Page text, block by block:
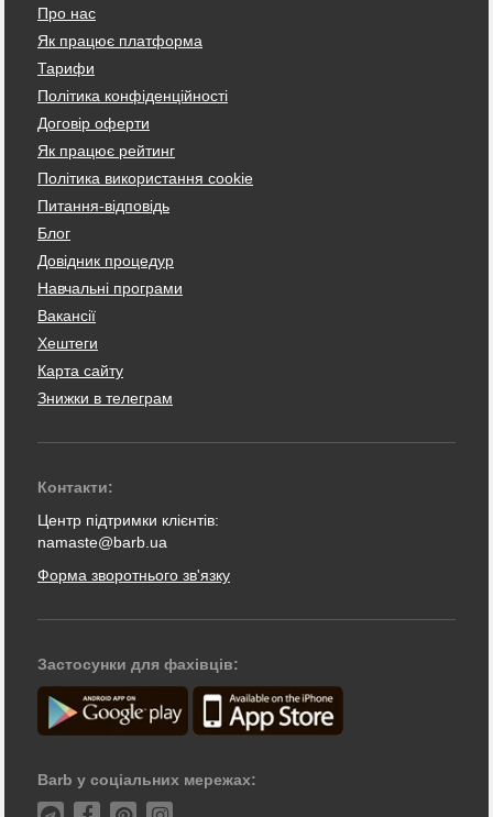
Про нас
Як працює платформа
Тарифи
Політика конфіденційності
Договір оферти
Як працює рейтинг
Політика використання cookie
Питання-відповідь
Блог
Довідник процедур
Навчальні програми
Вакансії
Хештеги
Карта сайту
Знижки в телеграм
Контакти:
Центр підтримки клієнтів:
namaste@barb.ua
Форма зворотнього зв'язку
Застосунки для фахівців:
Barb у соціальних мережах: